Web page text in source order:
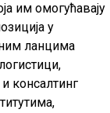
им омогућавају
у
ланцима
консалтинг